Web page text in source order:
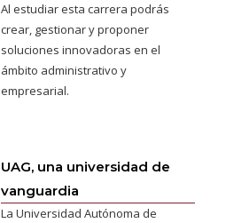
Al estudiar esta carrera podrás
crear, gestionar y proponer
soluciones innovadoras en el
ámbito administrativo y
empresarial.
UAG, una universidad de
vanguardia
La Universidad Autónoma de